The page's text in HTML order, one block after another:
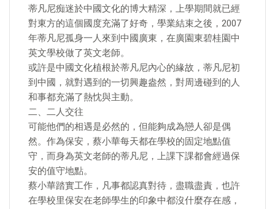
蒂凡尼痴迷於中國文化的博大精深，上學期間就已經
對東方的這個國度充滿了好奇，學業結束之後，2007
年蒂凡尼孤身一人來到中國廣東，在廣園東碧桂園中
英文學校做了英文老師。
或許是中國文化植根於蒂凡尼內心的緣故，蒂凡尼初
到中國，就對遇到的一切興趣盎然，對周邊碰到的人
和事都充滿了熱忱與主動。
二、二人交往
可能他們的相遇是必然的，但能夠成為戀人卻是偶
然。作為保安，蔡小華每天都在學校的固定地點值
守，而身為英文老師的蒂凡尼，上課下課都會經過保
安的值守地點。
蔡小華踏實工作，凡事都認真對待，盡職盡責，也許
在學校里保安在老師學生的印象中都沒什麼存在感，